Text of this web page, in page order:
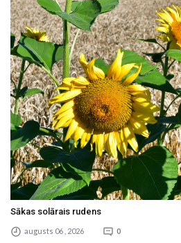
Sākas solārais rudens
augusts 06 , 2026 0